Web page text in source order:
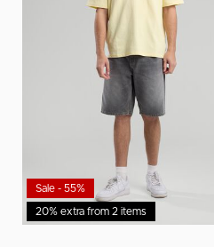
20% extra from 2 items
Sale - 55%